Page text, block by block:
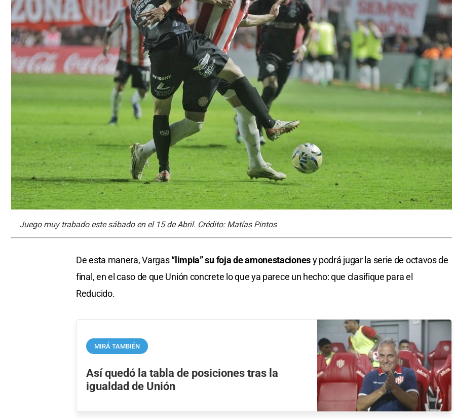
Juego muy trabado este sábado en el 15 de Abril. Crédito: Matías Pintos
De esta manera, Vargas“limpia” su foja de amonestacionesy podrá jugar la serie de octavos de
final, en el caso de que Unión concrete lo que ya parece un hecho: que clasifique para el
Reducido.
MIRÁ TAMBIÉN
Así quedó la tabla de posiciones tras la
igualdad de Unión